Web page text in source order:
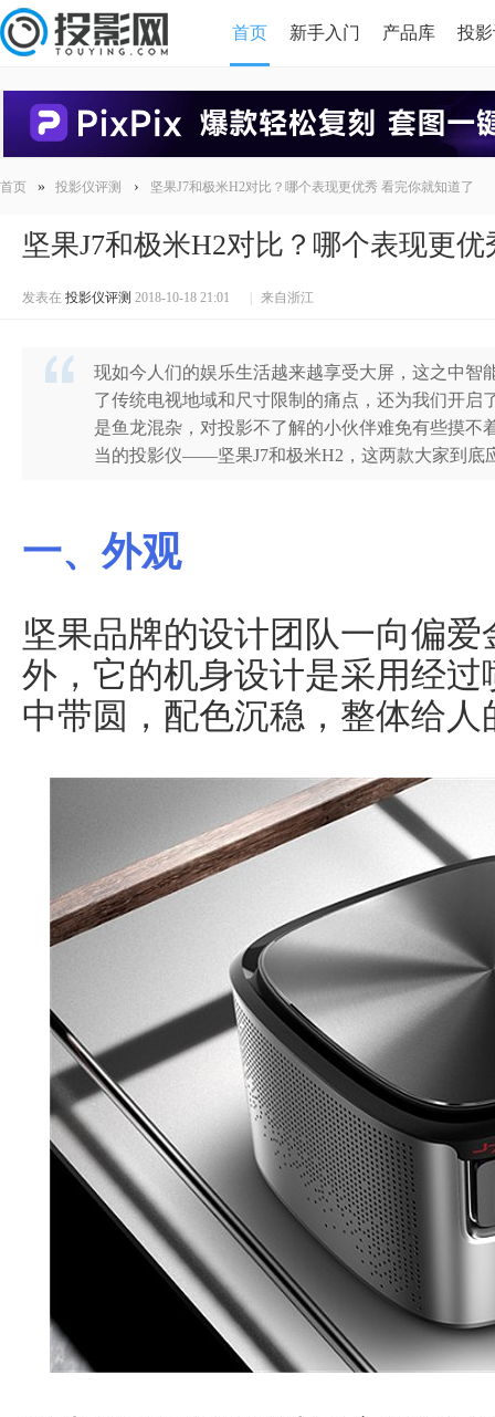
首页 新手入门 产品库 投
首页 » 投影仪评测 › 坚果J7和极米H2对比？哪个表现更优秀 看完你就知道了
坚果J7和极米H2对比？哪个表现更
发表在 投影仪评测 2018-10-18 21:01 来自浙江
现如今人们的娱乐生活越来越享受大屏，这之中智
了传统电视地域和尺寸限制的痛点，还为我们开启
是鱼龙混杂，对投影不了解的小伙伴难免有些摸不
当的投影仪——坚果J7和极米H2，这两款大家到底
一、外观
坚果品牌的设计团队一向偏
外，它的机身设计是采用经
中带圆，配色沉稳，整体给